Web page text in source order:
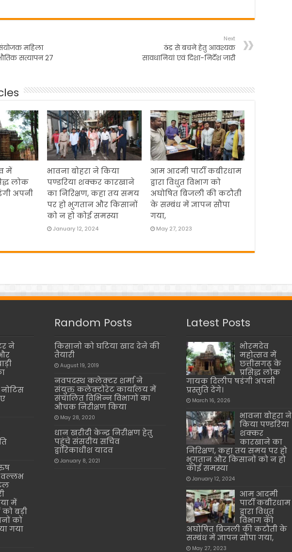
संयोजक महिला
सत्यापन 27
Next
ठंड से बचने हेतु आवश्यक
सावधानियां एवं दिशा-निर्देश जारी
में
लोक
अपनी
भावना बोहरा ने किया
पण्डरिया शक्कर कारखाने
का निरिक्षण, कहा तय समय
पर हो भुगतान और किसानों
को न हो कोई समस्या
January 12, 2024
आम आदमी पार्टी कबीरधाम
द्वारा विधुत विभाग को
अघोषित बिजली की कटौती
के सम्बंध में ज्ञापन सौंपा
गया,
May 27, 2023
ने
वल्लभ
में
बड़ी
को
गया
Random Posts
किसानो को घटिया खाद देने की
तैयारी
August 19, 2019
नवपदस्थ कलेक्टर शर्मा ने
संयुक्त कलेक्टोरेट कार्यालय में
संचालित विभिन्न विभागों का
औचक निरीक्षण किया
May 28, 2020
धान खरीदी केन्द्र निरीक्षण हेतु
पहुंचे संसदीय सचिव
द्वारिकाधीश यादव
January 8, 2021
Latest Posts
भोरमदेव
महोत्सव में
छत्तीसगढ़ के
प्रसिद्ध लोक
गायक दिलीप षडंगी अपनी
प्रस्तुति देंगे।
March 16, 2026
भावना बोहरा ने
किया पण्डरिया
शक्कर
कारखाने का
निरिक्षण, कहा तय समय पर हो
भुगतान और किसानों को न हो
कोई समस्या
January 12, 2024
आम आदमी
पार्टी कबीरधाम
द्वारा विधुत
विभाग को
अघोषित बिजली की कटौती के
सम्बंध में ज्ञापन सौंपा गया,
May 27, 2023